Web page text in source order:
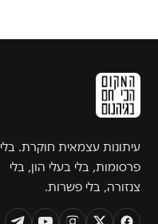
עיתונות עצמאית חוקרת. בלי
פרסומות, בלי בעלי הון, בלי
צנזורה, בלי פשרות.